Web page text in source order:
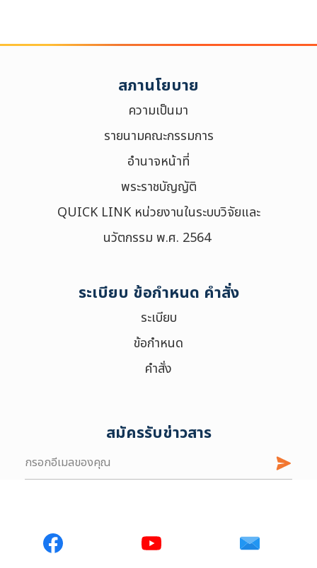
สภานโยบาย
ความเป็นมา
รายนามคณะกรรมการ
อำนาจหน้าที่
พระราชบัญญัติ
QUICK LINK หน่วยงานในระบบวิจัยและ
นวัตกรรม พ.ศ. 2564
ระเบียบ ข้อกำหนด คำสั่ง
ระเบียบ
ข้อกำหนด
คำสั่ง
สมัครรับข่าวสาร